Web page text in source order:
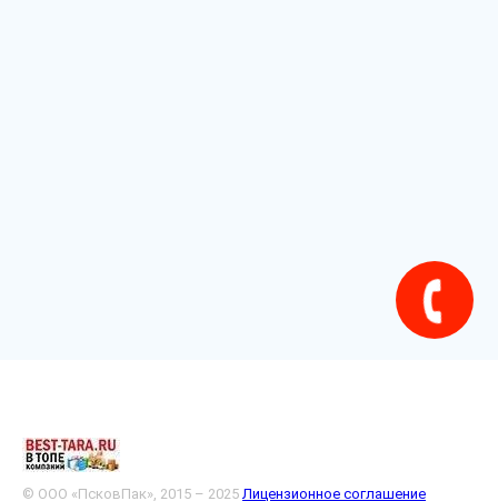
© ООО «ПсковПак», 2015 – 2025 Лицензионное соглашение